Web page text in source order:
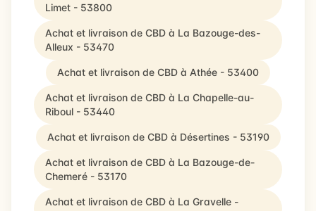
Limet - 53800
Achat et livraison de CBD à La Bazouge-des-
Alleux - 53470
Achat et livraison de CBD à Athée - 53400
Achat et livraison de CBD à La Chapelle-au-
Riboul - 53440
Achat et livraison de CBD à Désertines - 53190
Achat et livraison de CBD à La Bazouge-de-
Chemeré - 53170
Achat et livraison de CBD à La Gravelle -